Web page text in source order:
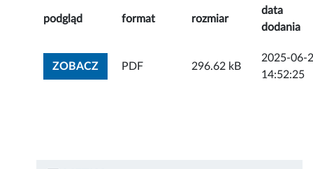
podgląd format rozmiar
data
dodania
ZOBACZZOBACZ ZAŁĄCZNIK
PDF 296.62 kB
2025-06-
14:52:25